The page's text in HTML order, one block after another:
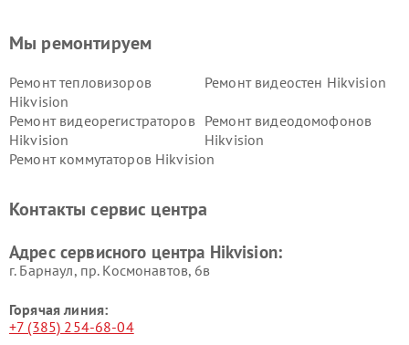
Мы ремонтируем
Ремонт тепловизоров
Hikvision
Ремонт видеостен Hikvision
Ремонт видеорегистраторов
Hikvision
Ремонт видеодомофонов
Hikvision
Ремонт коммутаторов Hikvision
Контакты сервис центра
Адрес сервисного центра Hikvision:
г. Барнаул, ​пр. Космонавтов, 6в
Горячая линия:
+7 (385) 254-68-04